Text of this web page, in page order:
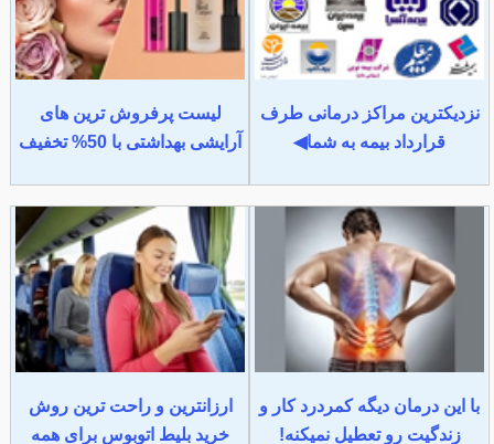
نزدیکترین مراکز درمانی طرف
قرارداد بیمه به شما◀
لیست پرفروش ترین های
آرایشی بهداشتی با 50% تخفیف
با این درمان دیگه کمردرد کار و
زندگیت رو تعطیل نمیکنه!
ارزانترین و راحت ترین روش
خرید بلیط اتوبوس برای همه